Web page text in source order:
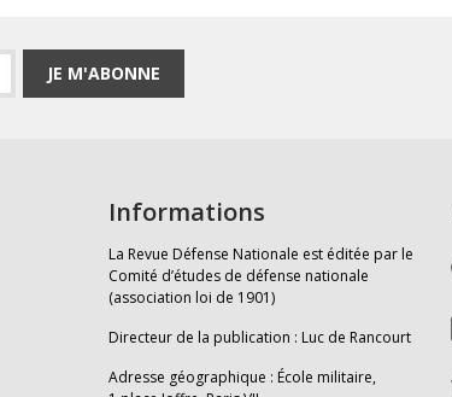
JE M'ABONNE
Informations
La Revue Défense Nationale est éditée par le
Comité d’études de défense nationale
(association loi de 1901)
Directeur de la publication : Luc de Rancourt
Adresse géographique : École militaire,